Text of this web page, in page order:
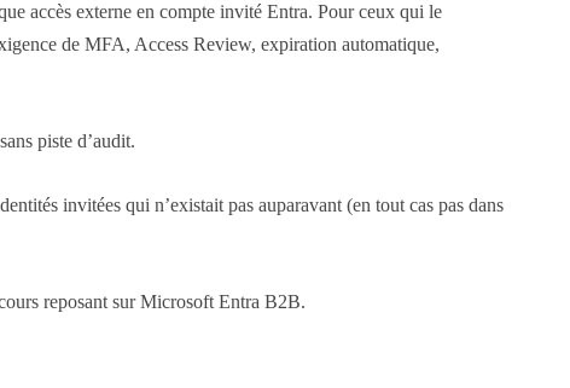
accès externe en compte invité Entra. Pour ceux qui le
de MFA, Access Review, expiration automatique,
piste d’audit.
invitées qui n’existait pas auparavant (en tout cas pas dans
reposant sur Microsoft Entra B2B.